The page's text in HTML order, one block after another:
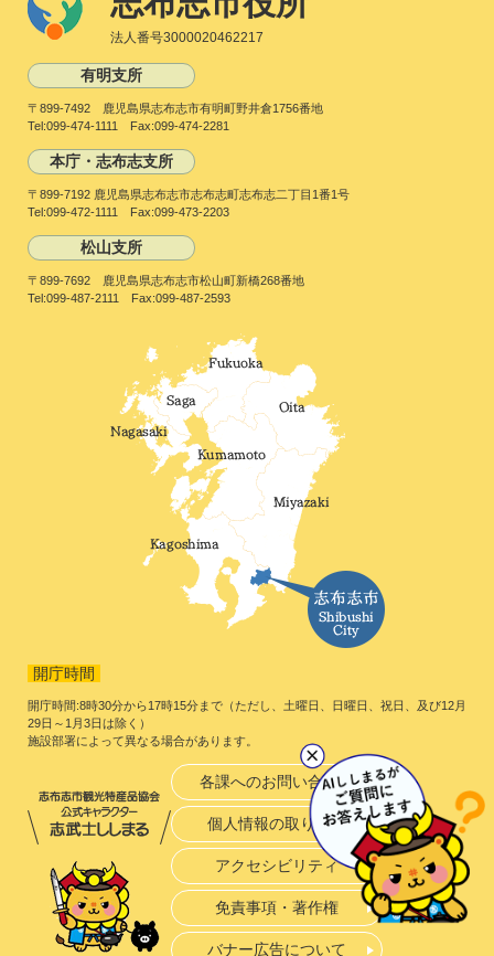
法人番号3000020462217
有明支所
〒899-7492 鹿児島県志布志市有明町野井倉1756番地
Tel:099-474-1111 Fax:099-474-2281
本庁・志布志支所
〒899-7192 鹿児島県志布志市志布志町志布志二丁目1番1号
Tel:099-472-1111 Fax:099-473-2203
松山支所
〒899-7692 鹿児島県志布志市松山町新橋268番地
Tel:099-487-2111 Fax:099-487-2593
開庁時間
開庁時間:8時30分から17時15分まで（ただし、土曜日、日曜日、祝日、及び12月
29日～1月3日は除く）
施設部署によって異なる場合があります。
各課へのお問い合わせ
個人情報の取り扱い
アクセシビリティ
免責事項・著作権
バナー広告について